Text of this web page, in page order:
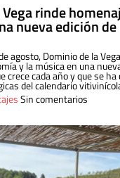
rinde
nueva edición
agosto, Dominio de la
y la música en una
crece cada año y que se
del calendario
Sin comentarios